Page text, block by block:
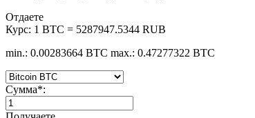
Отдаете
Курс: 1 BTC = 5287947.5344 RUB
min.: 0.00283664 BTC max.: 0.47277322 BTC
Сумма*: